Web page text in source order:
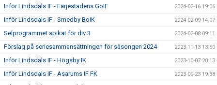
Inför Lindsdals IF - Färjestadens GoIF 2024-02-16 19:06
Inför Lindsdals IF - Smedby BoIK 2024-02-09 14:07
Selprogrammet spikat för div 3 2024-02-08 09:11
Förslag på seriesammansättningen för säsongen 2024 2023-11-13 13:50
Inför Lindsdals IF - Högsby IK 2023-10-07 20:13
Inför Lindsdals IF - Asarums IF FK 2023-09-23 19:38